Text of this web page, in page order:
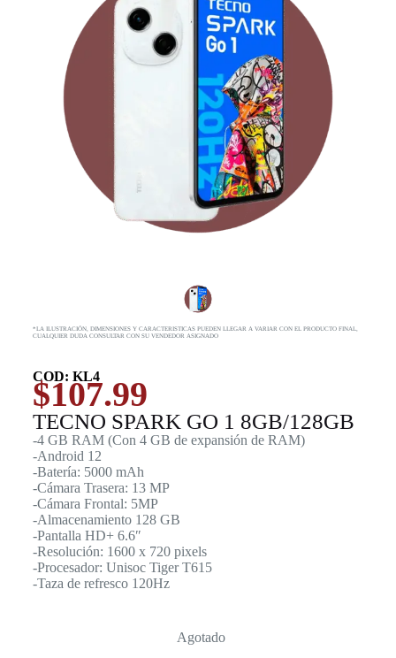
*LA ILUSTRACIÓN, DIMENSIONES Y CARACTERISTICAS PUEDEN LLEGAR A VARIAR CON EL PRODUCTO FINAL,
CUALQUIER DUDA CONSULTAR CON SU VENDEDOR ASIGNADO
COD: KL4
$107.99
TECNO SPARK GO 1 8GB/128GB
-4 GB RAM (Con 4 GB de expansión de RAM)
-Android 12
-Batería: 5000 mAh
-Cámara Trasera: 13 MP
-Cámara Frontal: 5MP
-Almacenamiento 128 GB
-Pantalla HD+ 6.6″
-Resolución: 1600 x 720 pixels
-Procesador: Unisoc Tiger T615
-Taza de refresco 120Hz
Agotado